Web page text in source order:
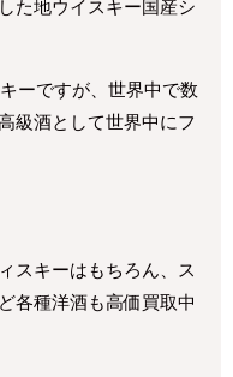
た地ウイスキー国産シ
ーですが、世界中で数
級酒として世界中にフ
スキーはもちろん、ス
各種洋酒も高価買取中